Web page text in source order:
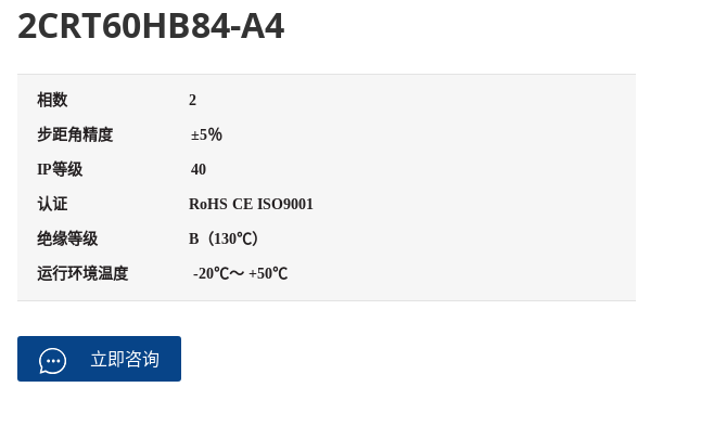
2CRT60HB84-A4
相数 2
步距角精度 ±5％
IP等级 40
认证 RoHS CE ISO9001
绝缘等级 B（130℃）
运行环境温度 -20℃～ +50℃
立即咨询